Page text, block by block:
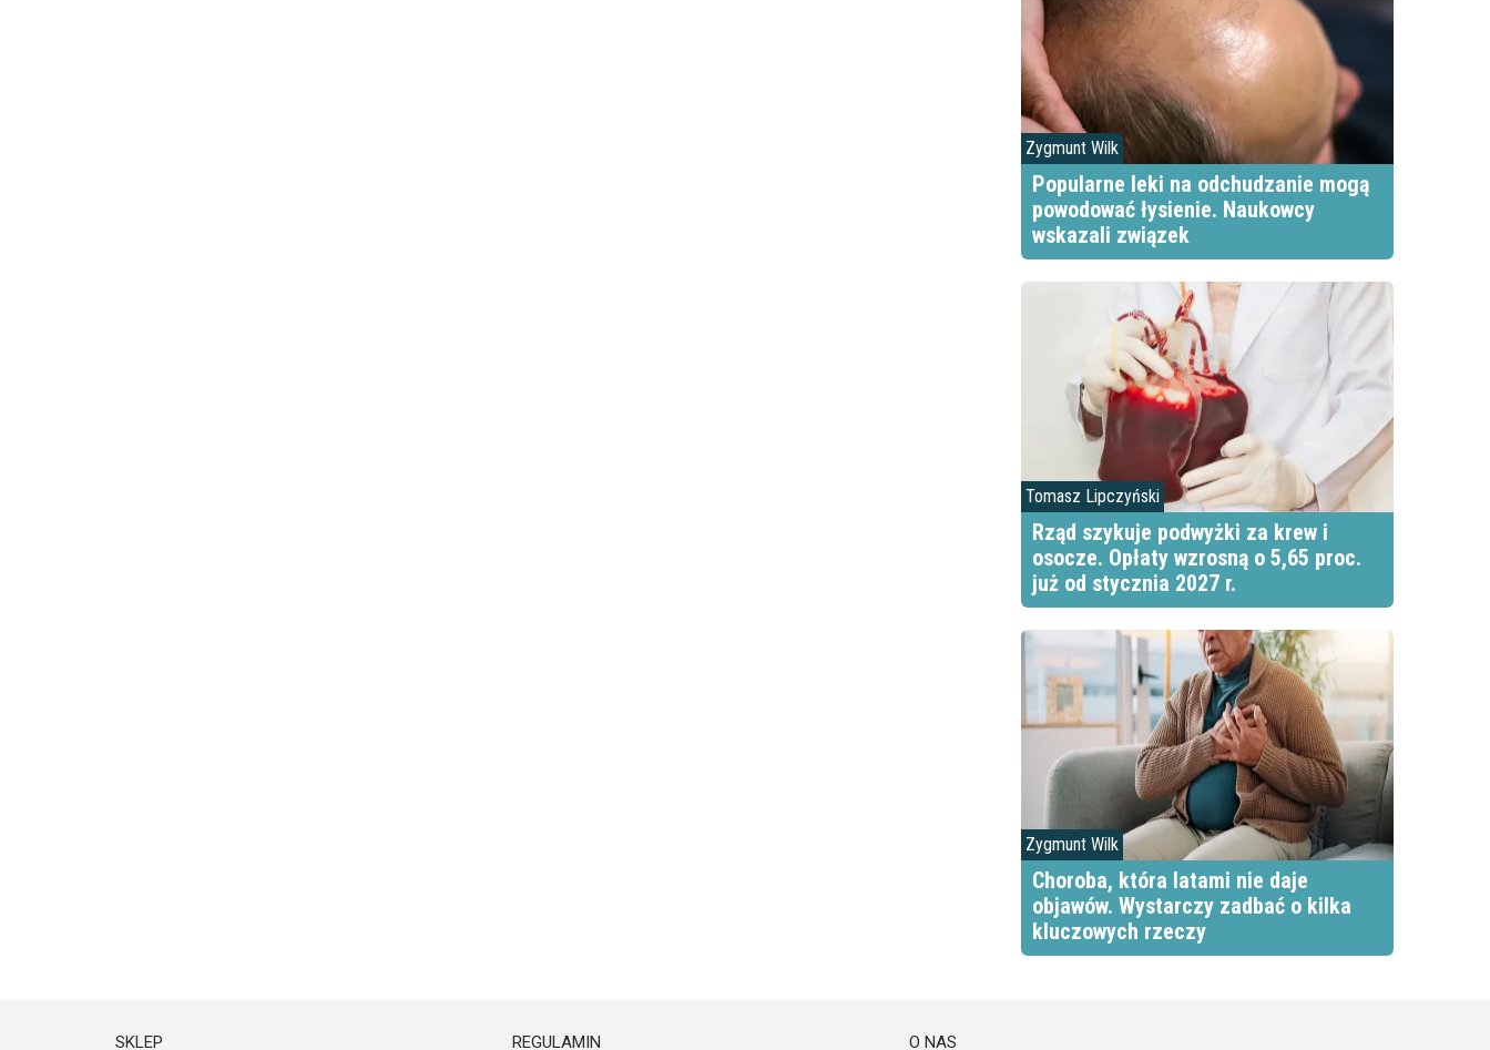
Zygmunt Wilk
Popularne leki na odchudzanie mogą
powodować łysienie. Naukowcy
wskazali związek
Tomasz Lipczyński
Rząd szykuje podwyżki za krew i
osocze. Opłaty wzrosną o 5,65 proc.
już od stycznia 2027 r.
Zygmunt Wilk
Choroba, która latami nie daje
objawów. Wystarczy zadbać o kilka
kluczowych rzeczy
SKLEP REGULAMIN O NAS